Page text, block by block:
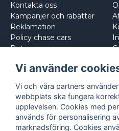
Kontakta oss
Kampanjer och rabatter
Reklamation
Policy chase cars
Returnera
Vi använder
Vi och våra partners
webbplats ska fungera
upplevelsen. Cookies med
används för personalisering
marknadsföring. Cookies